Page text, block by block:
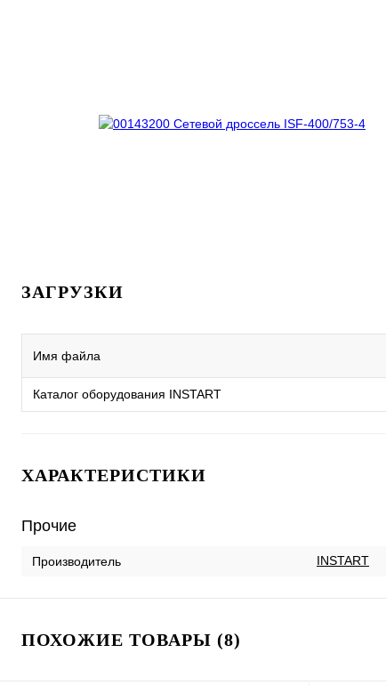
ЗАГРУЗКИ
Имя файла
Каталог оборудования INSTART
ХАРАКТЕРИСТИКИ
Прочие
Производитель INSTART
ПОХОЖИЕ ТОВАРЫ (8)